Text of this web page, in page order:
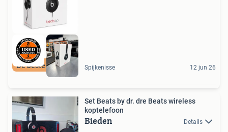
De beste kwaliteit Spijkenisse 12 jun 26
Set Beats by dr. dre Beats wireless
koptelefoon
Bieden Details